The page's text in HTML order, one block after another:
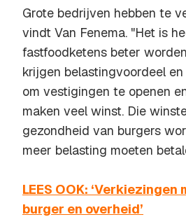
Grote bedrijven hebben te
vindt Van Fenema. "Het is
fastfoodketens beter
krijgen belastingvoordeel
om vestigingen te openen
maken veel winst. Die
gezondheid van burgers
meer belasting moeten
LEES OOK:
burger en overheid’